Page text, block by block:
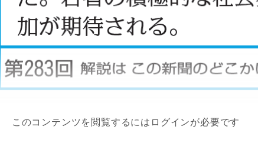
このコンテンツを閲覧するにはログインが必要です